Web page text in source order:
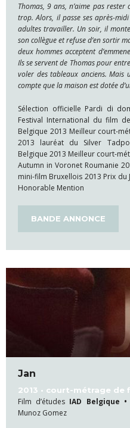
Thomas, 9 ans, n’aime pas rester
trop. Alors, il passe ses après-
adultes travailler. Un soir, il
son collègue et refuse d’en sortir
deux hommes acceptent
Ils se servent de Thomas pour
voler des tableaux anciens. Mais
compte que la maison est dotée
Sélection officielle Pardi di
Festival International du film
Belgique 2013 Meilleur court-
2013 lauréat du Silver
Belgique 2013 Meilleur court-
Autumn in Voronet Roumanie
mini-film Bruxellois 2013 Prix du
Honorable Mention
BANDE ANNONCE
Jan
2013 • court-métrage de
Film d’études IAD Belgique •
Munoz Gomez